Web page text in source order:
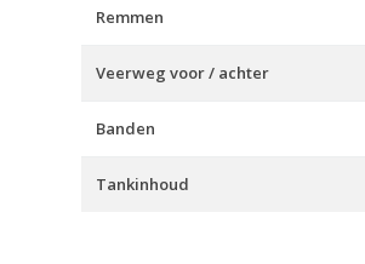
Remmen
Veerweg voor / achter
Banden
Tankinhoud